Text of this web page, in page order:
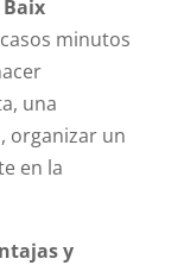
minutos
una
organizar un
en la
y